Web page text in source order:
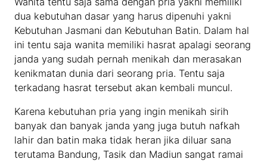
dua kebutuhan dasar yang harus dipenuhi yakni
Kebutuhan Jasmani dan Kebutuhan Batin. Dalam hal
ini tentu saja wanita memiliki hasrat apalagi seorang
janda yang sudah pernah menikah dan merasakan
kenikmatan dunia dari seorang pria. Tentu saja
terkadang hasrat tersebut akan kembali muncul.
Karena kebutuhan pria yang ingin menikah sirih
banyak dan banyak janda yang juga butuh nafkah
lahir dan batin maka tidak heran jika diluar sana
terutama Bandung, Tasik dan Madiun sangat ramai